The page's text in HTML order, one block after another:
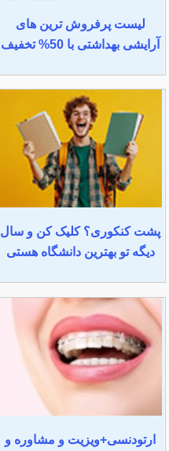
لیست پرفروش ترین های
آرایشی بهداشتی با 50% تخفیف
پشت کنکوری؟ کلیک کن و سال
دیگه تو بهترین دانشگاه هستی
ارتودنسی+ویزیت و مشاوره و